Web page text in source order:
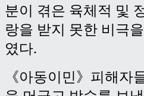
분이 겪은 육체적 및
랑을 받지 못한 비극
였다.
《아동이민》피해자